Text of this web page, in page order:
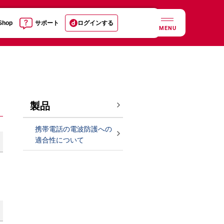
サポート ログインする
MENU
製品
携帯電話の電波防護への
適合性について